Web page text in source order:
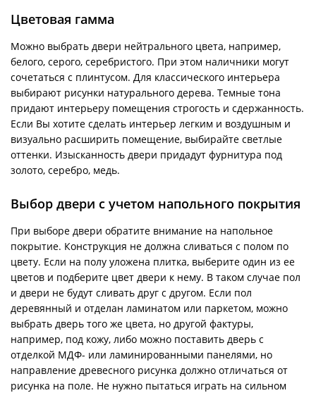
Цветовая гамма
Можно выбрать двери нейтрального цвета, например,
белого, серого, серебристого. При этом наличники могут
сочетаться с плинтусом. Для классического интерьера
выбирают рисунки натурального дерева. Темные тона
придают интерьеру помещения строгость и сдержанность.
Если Вы хотите сделать интерьер легким и воздушным и
визуально расширить помещение, выбирайте светлые
оттенки. Изысканность двери придадут фурнитура под
золото, серебро, медь.
Выбор двери с учетом напольного покрытия
При выборе двери обратите внимание на напольное
покрытие. Конструкция не должна сливаться с полом по
цвету. Если на полу уложена плитка, выберите один из ее
цветов и подберите цвет двери к нему. В таком случае пол
и двери не будут сливать друг с другом. Если пол
деревянный и отделан ламинатом или паркетом, можно
выбрать дверь того же цвета, но другой фактуры,
например, под кожу, либо можно поставить дверь с
отделкой МДФ- или ламинированными панелями, но
направление древесного рисунка должно отличаться от
рисунка на поле. Не нужно пытаться играть на сильном